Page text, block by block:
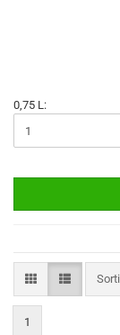
0,75 L:
1